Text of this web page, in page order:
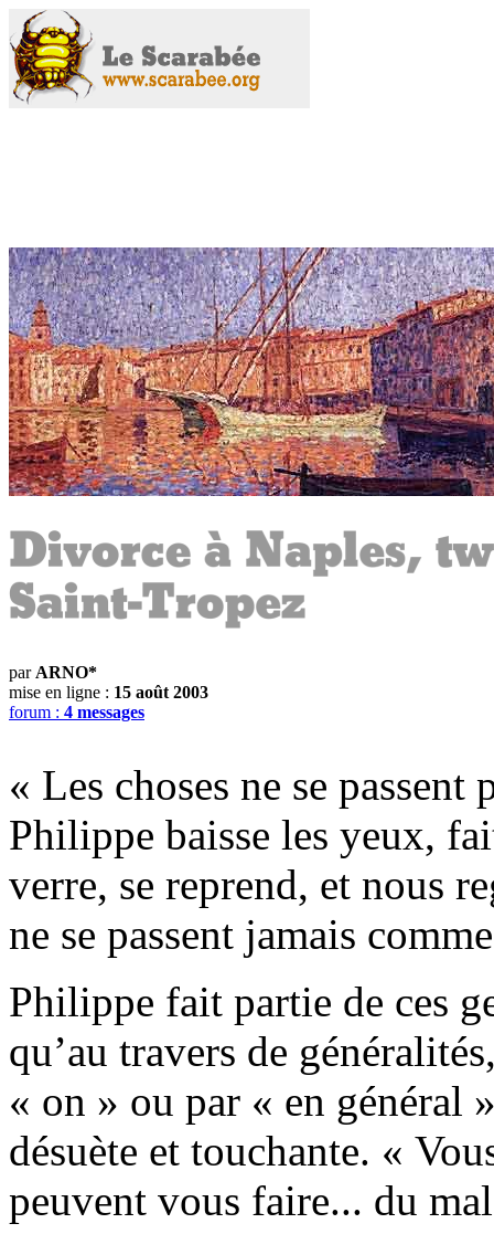
par ARNO*
mise en ligne : 15 août 2003
forum : 4 messages
« Les choses ne se
Philippe baisse les yeux,
verre, se reprend, et nous
ne se passent jamais
Philippe fait partie de ces
qu’au travers de
« on » ou par « en général
désuète et touchante. «
peuvent vous faire... du